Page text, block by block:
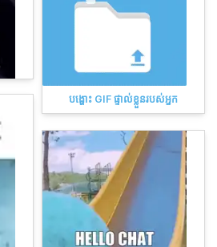
បង្ហោះ GIF ផ្ទាល់ខ្លួនរបស់អ្នក